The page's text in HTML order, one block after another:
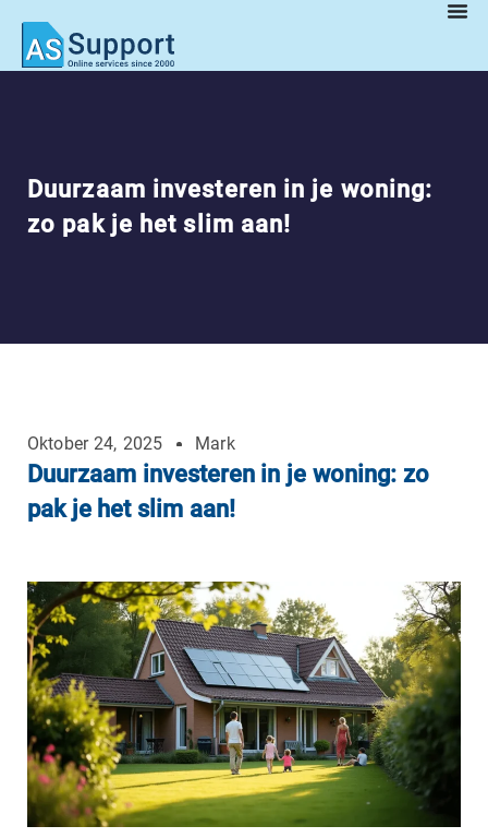
Duurzaam investeren in je woning:
zo pak je het slim aan!
Oktober 24, 2025 Mark
Duurzaam investeren in je woning: zo
pak je het slim aan!